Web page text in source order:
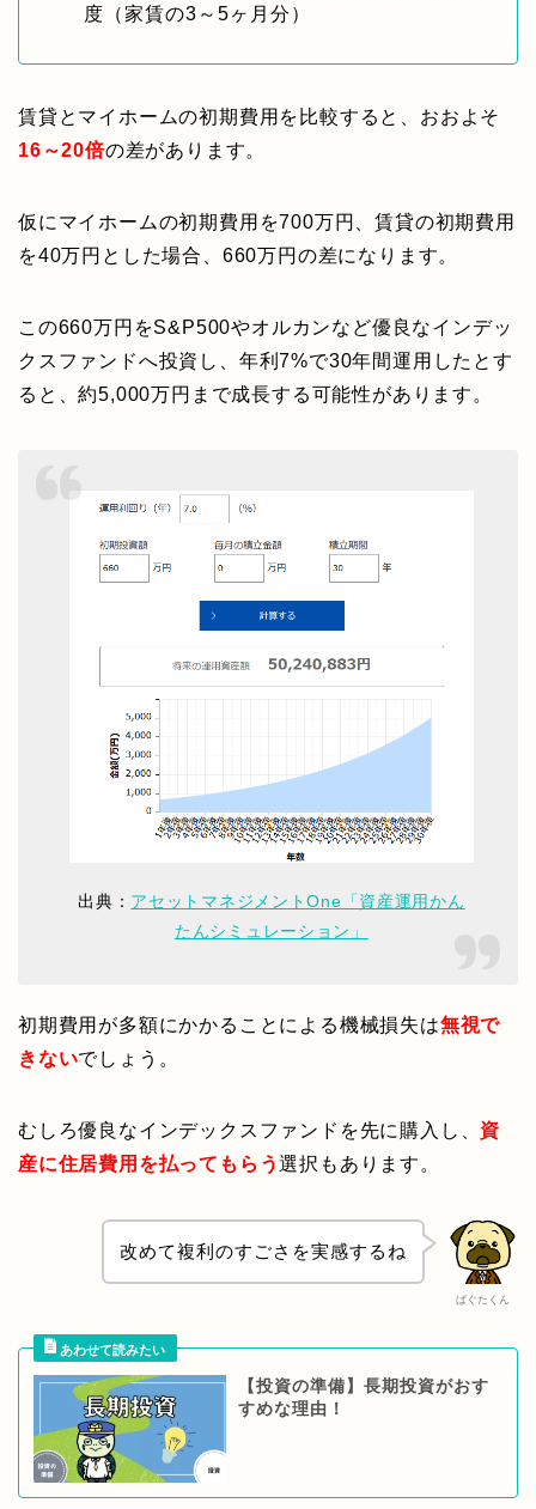
度（家賃の3～5ヶ月分）
賃貸とマイホームの初期費用を比較すると、おおよそ
16～20倍の差があります。
仮にマイホームの初期費用を700万円、賃貸の初期費用
を40万円とした場合、660万円の差になります。
この660万円をS&P500やオルカンなど優良なインデッ
クスファンドへ投資し、年利7%で30年間運用したとす
ると、約5,000万円まで成長する可能性があります。
出典： アセットマネジメントOne「資産運用かん
たんシミュレーション」
初期費用が多額にかかることによる機械損失は無視で
きないでしょう。
むしろ優良なインデックスファンドを先に購入し、 資
産に住居費用を払ってもらう選択もあります。
ぱぐたくん
改めて複利のすごさを実感するね
【投資の準備】長期投資がおす
すめな理由！